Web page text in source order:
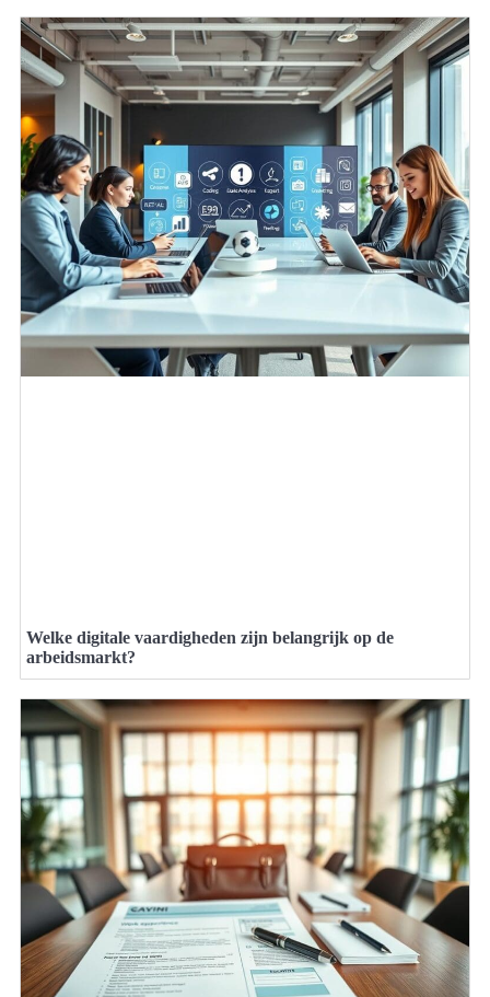
Welke digitale vaardigheden zijn belangrijk op de
arbeidsmarkt?